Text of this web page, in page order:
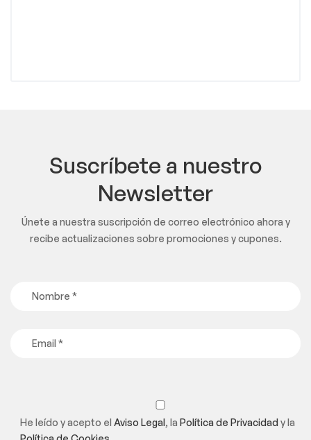
Suscríbete a nuestro
Newsletter
Únete a nuestra suscripción de correo electrónico ahora y
recibe actualizaciones sobre promociones y cupones.
He leído y acepto el Aviso Legal, la Política de Privacidady la